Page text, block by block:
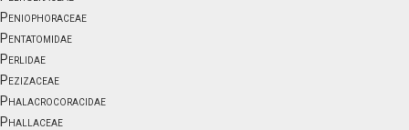
Peniophoraceae
Pentatomidae
Perlidae
Pezizaceae
Phalacrocoracidae
Phallaceae